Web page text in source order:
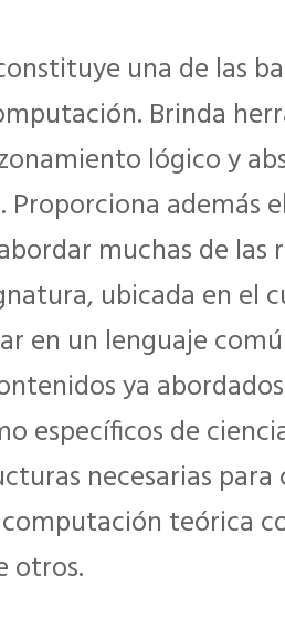
una de las
Brinda
lógico y
Proporciona además
muchas de
ubicada en el
en un lenguaje
ya
específicos de
necesarias
teórica
otros.